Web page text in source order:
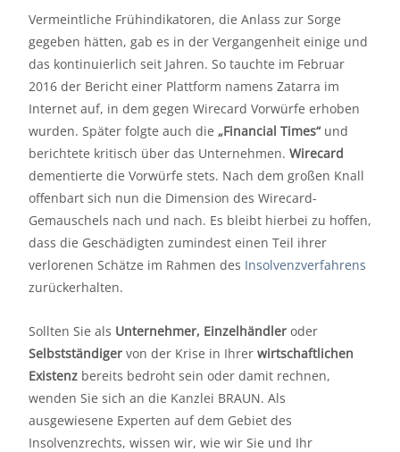
Vermeintliche Frühindikatoren, die Anlass zur Sorge
gegeben hätten, gab es in der Vergangenheit einige und
das kontinuierlich seit Jahren. So tauchte im Februar
2016 der Bericht einer Plattform namens Zatarra im
Internet auf, in dem gegen Wirecard Vorwürfe erhoben
wurden. Später folgte auch die „Financial Times“und
berichtete kritisch über das Unternehmen. Wirecard
dementierte die Vorwürfe stets. Nach dem großen Knall
offenbart sich nun die Dimension des Wirecard-
Gemauschels nach und nach. Es bleibt hierbei zu hoffen,
dass die Geschädigten zumindest einen Teil ihrer
verlorenen Schätze im Rahmen des Insolvenzverfahrens
zurückerhalten.
Sollten Sie als Unternehmer, Einzelhändler oder
Selbstständiger von der Krise in Ihrer wirtschaftlichen
Existenz bereits bedroht sein oder damit rechnen,
wenden Sie sich an die Kanzlei BRAUN. Als
ausgewiesene Experten auf dem Gebiet des
Insolvenzrechts, wissen wir, wie wir Sie und Ihr